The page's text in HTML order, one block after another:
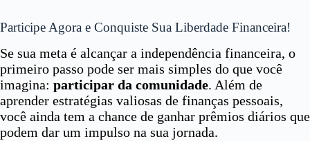
Participe Agora e Conquiste Sua Liberdade Financeira!
Se sua meta é alcançar a independência financeira, o
primeiro passo pode ser mais simples do que você
imagina: participar da comunidade. Além de
aprender estratégias valiosas de finanças pessoais,
você ainda tem a chance de ganhar prêmios diários que
podem dar um impulso na sua jornada.